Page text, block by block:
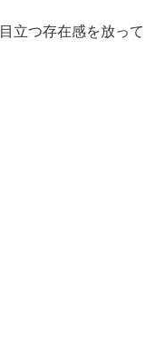
立つ存在感を放って